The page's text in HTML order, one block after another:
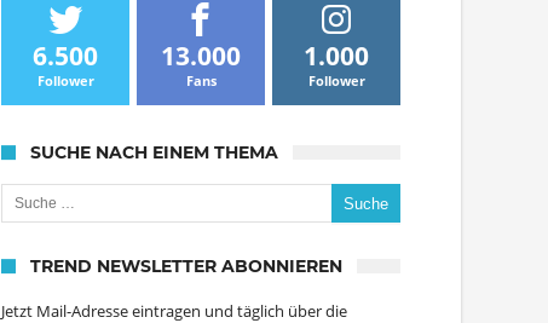
6.500
Follower
13.000
Fans
1.000
Follower
SUCHE NACH EINEM THEMA
Suche nach:
TREND NEWSLETTER ABONNIEREN
Jetzt Mail-Adresse eintragen und täglich über die